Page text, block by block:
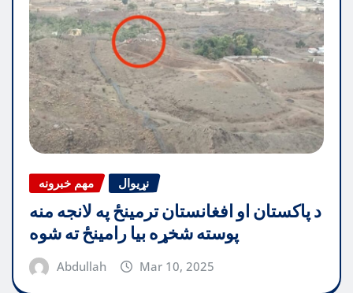
مهم خبرونه نړیوال
د پاکستان او افغانستان ترمینځ په لانجه منه
پوسته شخړه بیا رامینځ ته شوه
Abdullah Mar 10, 2025